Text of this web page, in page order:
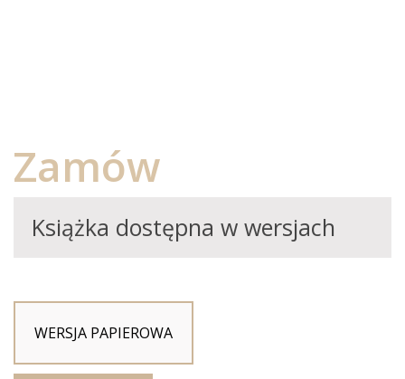
Zamów
Książka dostępna w wersjach
WERSJA PAPIEROWA